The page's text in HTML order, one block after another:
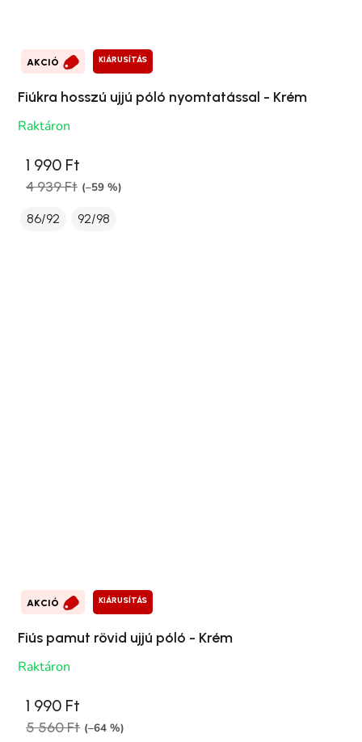
AKCIÓ KIÁRUSÍTÁS
Fiúkra hosszú ujjú póló nyomtatással - Krém
Raktáron
1 990 Ft
4 939 Ft (–59 %)
86/92 92/98
AKCIÓ KIÁRUSÍTÁS
Fiús pamut rövid ujjú póló - Krém
Raktáron
1 990 Ft
5 560 Ft (–64 %)